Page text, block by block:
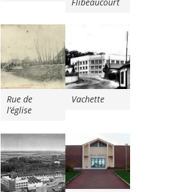
Rue de
l’église
Vachette